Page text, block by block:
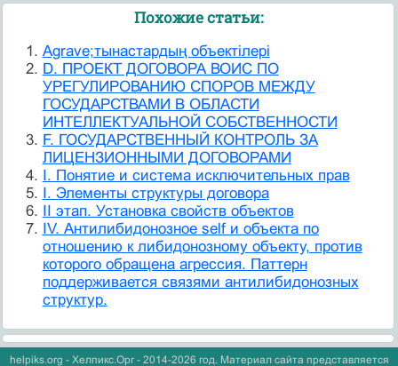
Похожие статьи:
Agrave;тынастардың объектілері
D. ПРОЕКТ ДОГОВОРА ВОИС ПО
УРЕГУЛИРОВАНИЮ СПОРОВ МЕЖДУ
ГОСУДАРСТВАМИ В ОБЛАСТИ
ИНТЕЛЛЕКТУАЛЬНОЙ СОБСТВЕННОСТИ
F. ГОСУДАРСТВЕННЫЙ КОНТРОЛЬ ЗА
ЛИЦЕНЗИОННЫМИ ДОГОВОРАМИ
I. Понятие и система исключительных прав
I. Элементы структуры договора
II этап. Установка свойств объектов
IV. Антилибидонозное self и объекта по
отношению к либидонозному объекту, против
которого обращена агрессия. Паттерн
поддерживается связями антилибидонозных
структур.
helpiks.org - Хелпикс.Орг - 2014-2026 год. Материал сайта представляется